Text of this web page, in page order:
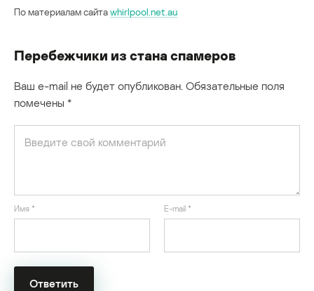
По материалам сайтаwhirlpool.net.au
Перебежчики из стана спамеров
Ваш e-mail не будет опубликован. Обязательные поля
помечены *
Имя * E-mail *